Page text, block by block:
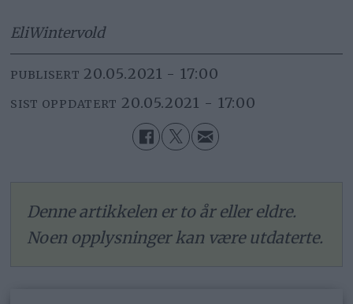
EliWintervold
PUBLISERT 20.05.2021 - 17:00
SIST OPPDATERT 20.05.2021 - 17:00
Denne artikkelen er to år eller eldre.
Noen opplysninger kan være utdaterte.